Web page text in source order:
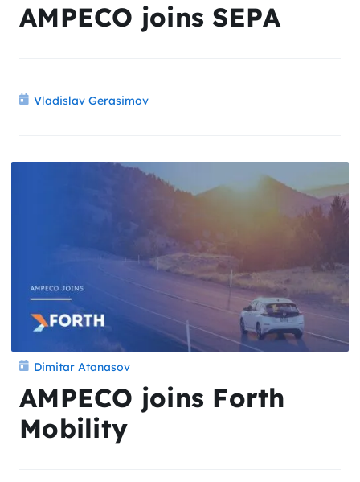
AMPECO joins SEPA
Vladislav Gerasimov
Dimitar Atanasov
AMPECO joins Forth
Mobility